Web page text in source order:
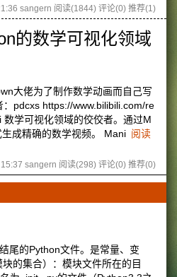
sangern 阅读(1844) 评论(0) 推荐(1)
的数学可视化领域
大佬为了制作数学动画而自己写
pdcxs https://www.bilibili.com/re
学可视化领域的佼佼者。通过M
成精确的数学视频。 Mani 阅读
sangern 阅读(298) 评论(0) 推荐(0)
尾的Python文件。是常量、变
的集合）：模块文件所在的目